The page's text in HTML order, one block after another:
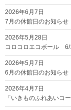
2026年6月7日
7月の休館日のお知らせ
2026年5月28日
コロコロエコボール 6/
2026年5月7日
6月の休館日のお知らせ
2026年4月7日
「いきものふれあいコ